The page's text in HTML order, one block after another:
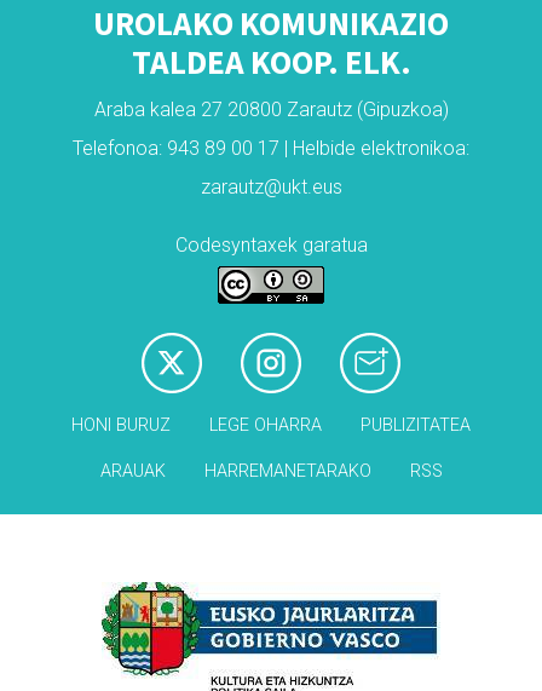
UROLAKO KOMUNIKAZIO
TALDEA KOOP. ELK.
Araba kalea 27 20800 Zarautz (Gipuzkoa)
Telefonoa: 943 89 00 17 | Helbide elektronikoa:
zarautz@ukt.eus
Codesyntaxek garatua
HONI BURUZ LEGE OHARRA PUBLIZITATEA
ARAUAK HARREMANETARAKO RSS